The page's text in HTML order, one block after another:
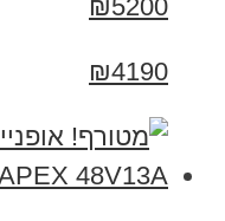
₪5200
₪4190